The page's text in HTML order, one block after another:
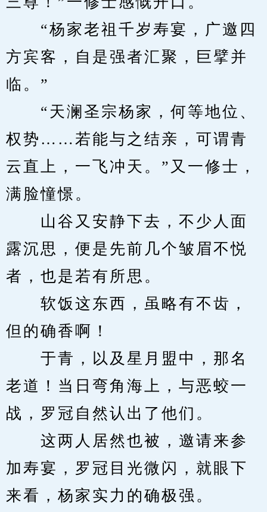
“杨家老祖千岁寿宴，广邀四
方宾客，自是强者汇聚，巨擘并
临。”
“天澜圣宗杨家，何等地位、
权势……若能与之结亲，可谓青
云直上，一飞冲天。”又一修士，
满脸憧憬。
山谷又安静下去，不少人面
露沉思，便是先前几个皱眉不悦
者，也是若有所思。
软饭这东西，虽略有不齿，
但的确香啊！
于青，以及星月盟中，那名
老道！当日弯角海上，与恶蛟一
战，罗冠自然认出了他们。
这两人居然也被，邀请来参
加寿宴，罗冠目光微闪，就眼下
来看，杨家实力的确极强。